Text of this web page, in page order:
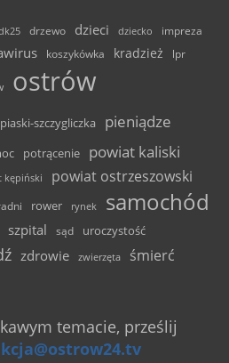
drzewo dzieci dziecko
impreza
koszykówka kradzież lpr
ostrów
piaski-szczygliczka pieniądze
potrącenie powiat kaliski
kępiński powiat ostrzeszowski
rower rynek samochód
szpital sąd uroczystość
zdrowie zwierzęta śmierć
temacie, prześlij